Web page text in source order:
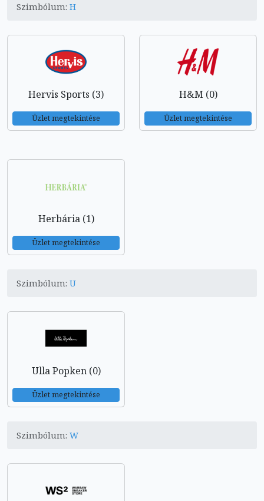
Szimbólum: H
Hervis Sports (3)
Üzlet megtekintése
H&M (0)
Üzlet megtekintése
Herbária (1)
Üzlet megtekintése
Szimbólum: U
Ulla Popken (0)
Üzlet megtekintése
Szimbólum: W